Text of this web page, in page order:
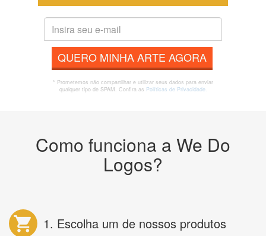
QUERO MINHA ARTE AGORA
* Prometemos não compartilhar e utilizar seus dados para enviar
qualquer tipo de SPAM. Confira as Políticas de Privacidade.
Como funciona a We Do
Logos?
1. Escolha um de nossos produtos